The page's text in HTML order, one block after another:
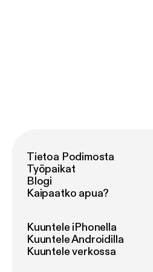
Tietoa Podimosta
Työpaikat
Blogi
Kaipaatko apua?
Kuuntele iPhonella
Kuuntele Androidilla
Kuuntele verkossa